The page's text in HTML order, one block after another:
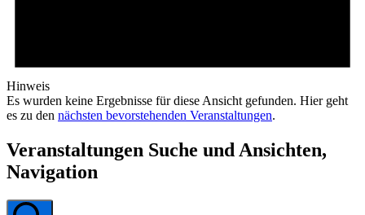
Hinweis
Es wurden keine Ergebnisse für diese Ansicht gefunden. Hier geht
es zu den nächsten bevorstehenden Veranstaltungen.
Veranstaltungen Suche und Ansichten,
Navigation